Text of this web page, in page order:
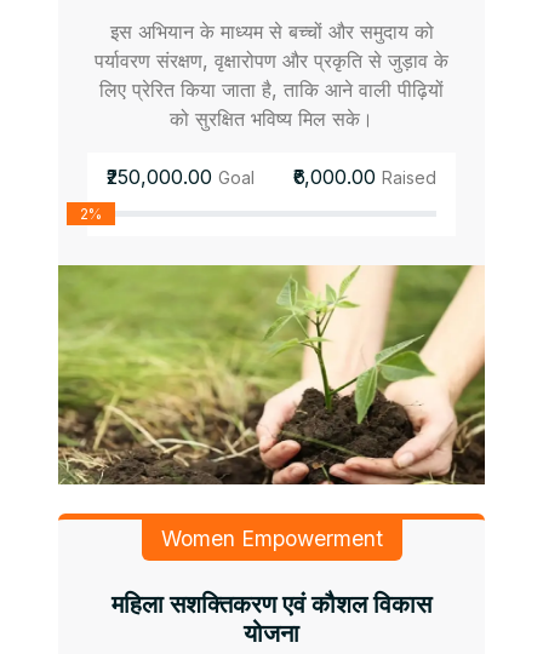
इस अभियान के माध्यम से बच्चों और समुदाय को
पर्यावरण संरक्षण, वृक्षारोपण और प्रकृति से जुड़ाव के
लिए प्रेरित किया जाता है, ताकि आने वाली पीढ़ियों
को सुरक्षित भविष्य मिल सके।
₹250,000.00 Goal ₹6,000.00 Raised
2%
Women Empowerment
महिला सशक्तिकरण एवं कौशल विकास
योजना